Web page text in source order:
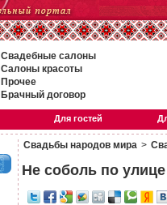
Свадебные салоны
Салоны красоты
Прочее
Брачный договор
Для гостей
Свадьбы народов мира >
Не соболь по